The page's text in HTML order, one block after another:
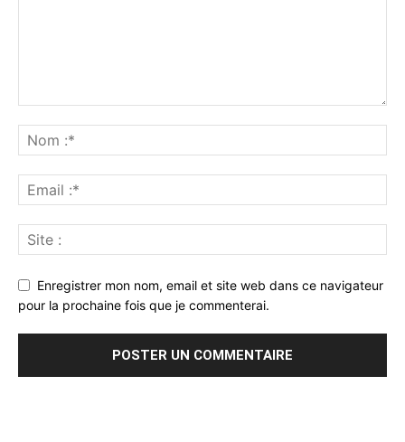
Enregistrer mon nom, email et site web dans ce navigateur
pour la prochaine fois que je commenterai.